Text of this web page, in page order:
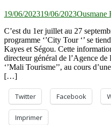
19/06/202319/06/2023
C’est du 1er juillet au 27
programme ‘’City Tour ‘’ se
Kayes et Ségou. Cette
directeur général de l’Agence
‘’Mali Tourisme’’, au cours
[…]
Twitter Facebook
Imprimer